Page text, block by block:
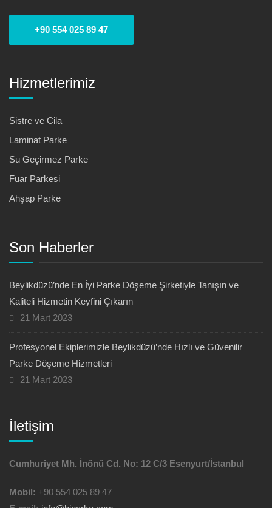
+90 554 025 89 47
Hizmetlerimiz
Sistre ve Cila
Laminat Parke
Su Geçirmez Parke
Fuar Parkesi
Ahşap Parke
Son Haberler
Beylikdüzü’nde En İyi Parke Döşeme Şirketiyle Tanışın ve
Kaliteli Hizmetin Keyfini Çıkarın
21 Mart 2023
Profesyonel Ekiplerimizle Beylikdüzü’nde Hızlı ve Güvenilir
Parke Döşeme Hizmetleri
21 Mart 2023
İletişim
Cumhuriyet Mh. İnönü Cd. No: 12 C/3 Esenyurt/İstanbul
Mobil: +90 554 025 89 47